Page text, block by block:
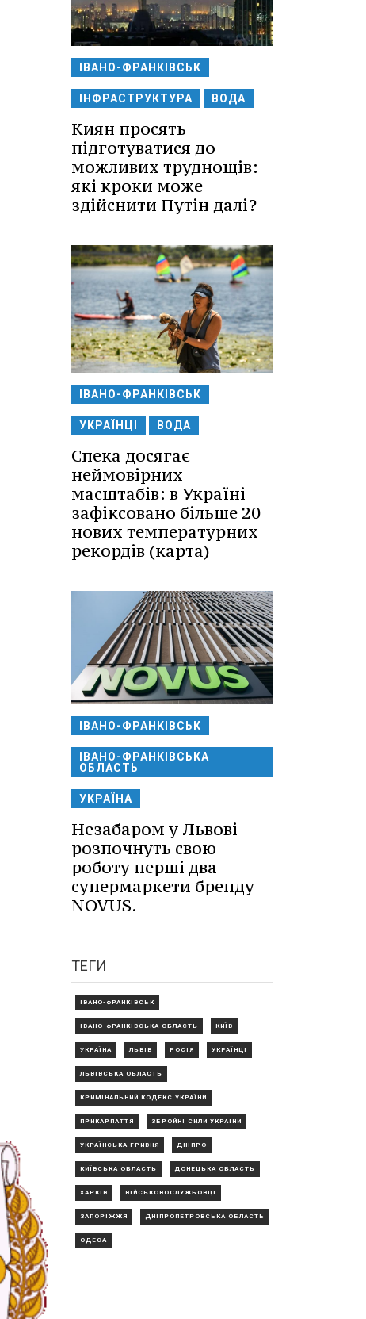
ІВАНО-ФРАНКІВСЬК
ІНФРАСТРУКТУРА ВОДА
Киян просять
підготуватися до
можливих труднощів:
які кроки може
здійснити Путін далі?
ІВАНО-ФРАНКІВСЬК
УКРАЇНЦІ ВОДА
Спека досягає
неймовірних
масштабів: в Україні
зафіксовано більше 20
нових температурних
рекордів (карта)
ІВАНО-ФРАНКІВСЬК
ІВАНО-ФРАНКІВСЬКА
ОБЛАСТЬ
УКРАЇНА
Незабаром у Львові
розпочнуть свою
роботу перші два
супермаркети бренду
NOVUS.
ТЕГИ
ІВАНО-ФРАНКІВСЬК
ІВАНО-ФРАНКІВСЬКА ОБЛАСТЬ КИЇВ
УКРАЇНА ЛЬВІВ РОСІЯ УКРАЇНЦІ
ЛЬВІВСЬКА ОБЛАСТЬ
КРИМІНАЛЬНИЙ КОДЕКС УКРАЇНИ
ПРИКАРПАТТЯ ЗБРОЙНІ СИЛИ УКРАЇНИ
УКРАЇНСЬКА ГРИВНЯ ДНІПРО
КИЇВСЬКА ОБЛАСТЬ ДОНЕЦЬКА ОБЛАСТЬ
ХАРКІВ ВІЙСЬКОВОСЛУЖБОВЦІ
ЗАПОРІЖЖЯ ДНІПРОПЕТРОВСЬКА ОБЛАСТЬ
ОДЕСА